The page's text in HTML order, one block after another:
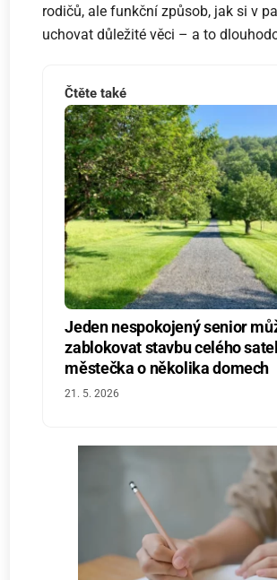
rodičů, ale funkční způsob, jak si v
uchovat důležité věci – a to
Čtěte také
Jeden nespokojený senior
zablokovat stavbu celého
městečka o několika domech
21. 5. 2026